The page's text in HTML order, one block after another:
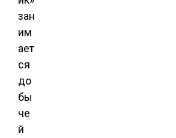
зан
им
ает
ся
до
бы
че
й